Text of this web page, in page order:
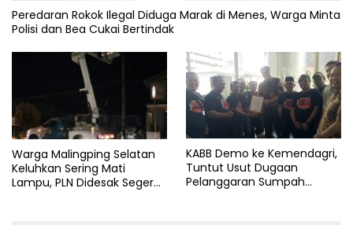
Peredaran Rokok Ilegal Diduga Marak di Menes, Warga Minta
Polisi dan Bea Cukai Bertindak
Warga Malingping Selatan
Keluhkan Sering Mati
Lampu, PLN Didesak Segera
KABB Demo ke Kemendagri,
Tuntut Usut Dugaan
Pelanggaran Sumpah